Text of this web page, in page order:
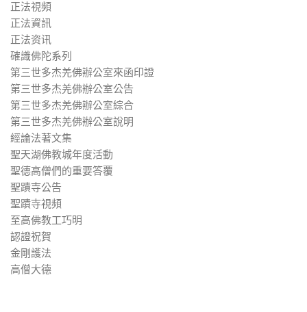
正法視頻
正法資訊
正法资讯
確識佛陀系列
第三世多杰羌佛辦公室來函印證
第三世多杰羌佛辦公室公告
第三世多杰羌佛辦公室綜合
第三世多杰羌佛辦公室說明
經論法著文集
聖天湖佛教城年度活動
聖德高僧們的重要答覆
聖蹟寺公告
聖蹟寺視頻
至高佛教工巧明
認證祝賀
金剛護法
高僧大德